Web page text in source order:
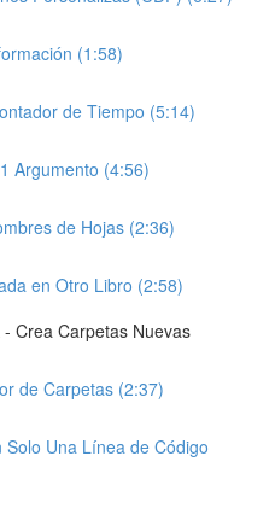
(1:58)
de Tiempo (5:14)
Argumento (4:56)
de Hojas (2:36)
en Otro Libro (2:58)
Crea Carpetas Nuevas
de Carpetas (2:37)
Una Línea de Código